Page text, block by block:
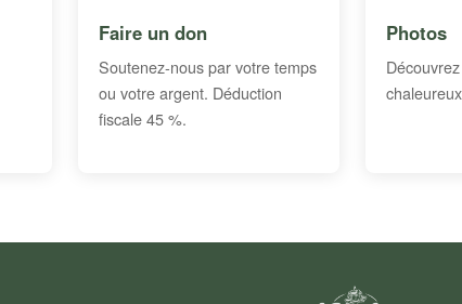
Faire un don
Soutenez-nous par votre temps
ou votre argent. Déduction
fiscale 45 %.
Photos